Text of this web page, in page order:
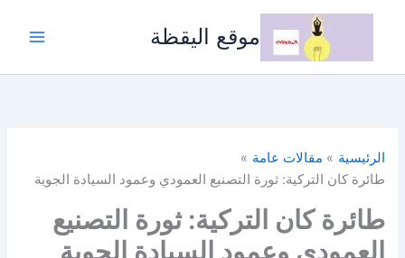
تخطي
موقع اليقظة
الرئيسية
مقالات عامة
طائرة كان التركية: ثورة التصنيع العمودي وعمود السيادة الجوية
طائرة كان التركية: ثورة التصنيع
العمودي وعمود السيادة الجوية